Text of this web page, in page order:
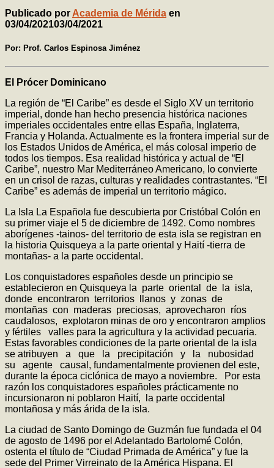
Publicado por Academia de Mérida en
03/04/202103/04/2021
Por: Prof. Carlos Espinosa Jiménez
El Prócer Dominicano
La región de “El Caribe” es desde el Siglo XV un territorio
imperial, donde han hecho presencia histórica naciones
imperiales occidentales entre ellas España, Inglaterra,
Francia y Holanda. Actualmente es la frontera imperial sur de
los Estados Unidos de América, el más colosal imperio de
todos los tiempos. Esa realidad histórica y actual de “El
Caribe”, nuestro Mar Mediterráneo Americano, lo convierte
en un crisol de razas, culturas y realidades contrastantes. “El
Caribe” es además de imperial un territorio mágico.
La Isla La Española fue descubierta por Cristóbal Colón en
su primer viaje el 5 de diciembre de 1492. Como nombres
aborígenes -tainos- del territorio de esta isla se registran en
la historia Quisqueya a la parte oriental y Haití -tierra de
montañas- a la parte occidental.
Los conquistadores españoles desde un principio se
establecieron en Quisqueya la parte oriental de la isla,
donde encontraron territorios llanos y zonas de
montañas con maderas preciosas, aprovecharon ríos
caudalosos, explotaron minas de oro y encontraron amplios
y fértiles valles para la agricultura y la actividad pecuaria.
Estas favorables condiciones de la parte oriental de la isla
se atribuyen a que la precipitación y la nubosidad
su agente causal, fundamentalmente provienen del este,
durante la época ciclónica de mayo a noviembre. Por esta
razón los conquistadores españoles prácticamente no
incursionaron ni poblaron Haití, la parte occidental
montañosa y más árida de la isla.
La ciudad de Santo Domingo de Guzmán fue fundada el 04
de agosto de 1496 por el Adelantado Bartolomé Colón,
ostenta el título de “Ciudad Primada de América” y fue la
sede del Primer Virreinato de la América Hispana. El